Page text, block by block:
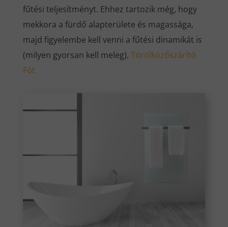
fűtési teljesítményt. Ehhez tartozik még, hogy
mekkora a fürdő alapterülete és magassága,
majd figyelembe kell venni a fűtési dinamikát is
(milyen gyorsan kell meleg). Törölközőszárító
Fót